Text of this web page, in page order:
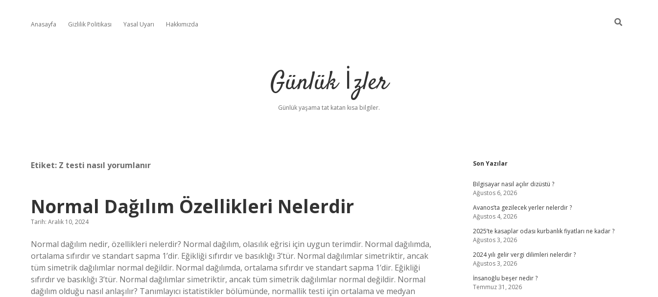
Anasayfa Gizlilik Politikası Yasal Uyarı Hakkımızda
Günlük İzler
Günlük yaşama tat katan kısa bilgiler.
Etiket: Z testi nasıl yorumlanır
Normal Dağılım Özellikleri Nelerdir
Tarih: Aralık 10, 2024
Normal dağılım nedir, özellikleri nelerdir? Normal dağılım, olasılık eğrisi için uygun terimdir. Normal dağılımda,
ortalama sıfırdır ve standart sapma 1’dir. Eğikliği sıfırdır ve basıklığı 3’tür. Normal dağılımlar simetriktir, ancak
tüm simetrik dağılımlar normal değildir. Normal dağılımda, ortalama sıfırdır ve standart sapma 1’dir. Eğikliği
sıfırdır ve basıklığı 3’tür. Normal dağılımlar simetriktir, ancak tüm simetrik dağılımlar normal değildir. Normal
dağılım olduğu nasıl anlaşılır? Tanımlayıcı istatistikler bölümünde, normallik testi için ortalama ve medyan
Sidebar
Son Yazılar
Bilgisayar nasıl açılır dizüstü ?
Ağustos 6, 2026
Avanos’ta gezilecek yerler nelerdir ?
Ağustos 4, 2026
2025’te kasaplar odası kurbanlık fiyatları ne kadar ?
Ağustos 3, 2026
2024 yılı gelir vergi dilimleri nelerdir ?
Ağustos 3, 2026
İnsanoğlu beşer nedir ?
Temmuz 31, 2026